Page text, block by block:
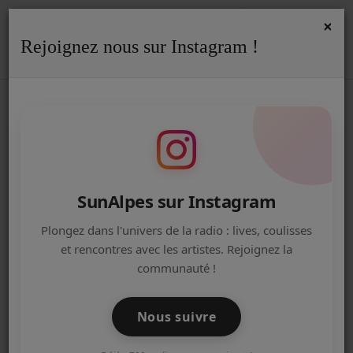
ACTUALITÉS DE LA RADIO
EQUIPE
ARTISTES
NOS PARTENAIRES
Gagnez vos invitations pour la Foire de
×
Rejoignez nous sur Instagram !
SunAlpes sur Instagram
Plongez dans l'univers de la radio : lives, coulisses
et rencontres avec les artistes. Rejoignez la
communauté !
Nous suivre